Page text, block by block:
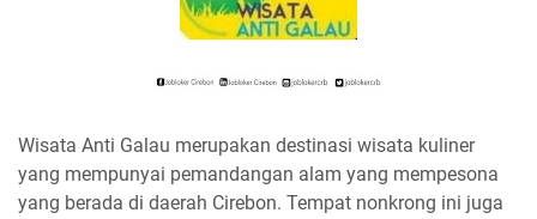
Wisata Anti Galau merupakan destinasi wisata kuliner
yang mempunyai pemandangan alam yang mempesona
yang berada di daerah Cirebon. Tempat nonkrong ini juga